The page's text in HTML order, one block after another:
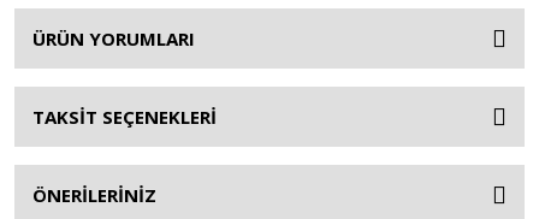
ÜRÜN YORUMLARI
TAKSİT SEÇENEKLERİ
ÖNERİLERİNİZ